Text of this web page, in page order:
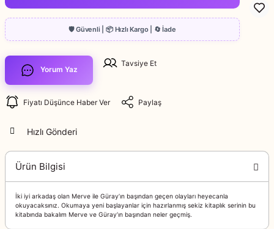
Yorum Yaz
Tavsiye Et
Fiyatı Düşünce Haber Ver Paylaş
Hızlı Gönderi
Ürün Bilgisi
İki iyi arkadaş olan Merve ile Güray’ın başından geçen olayları heyecanla
okuyacaksınız. Okumaya yeni başlayanlar için hazırlanmış sekiz kitaplık serinin bu
kitabında bakalım Merve ve Güray’ın başından neler geçmiş.